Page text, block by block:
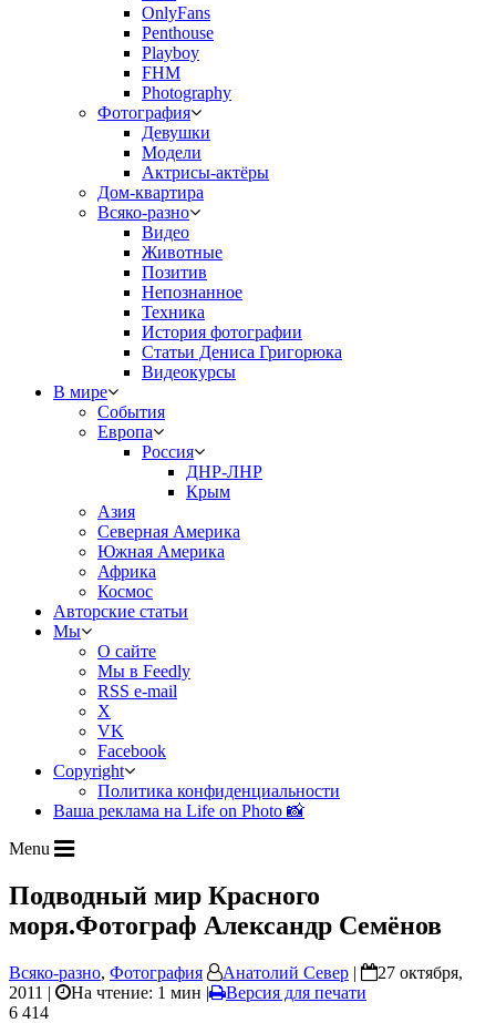
OnlyFans
Penthouse
Playboy
FHM
Photography
Фотография
Девушки
Модели
Актрисы-актёры
Дом-квартира
Всяко-разно
Видео
Животные
Позитив
Непознанное
Техника
История фотографии
Статьи Дениса Григорюка
Видеокурсы
В мире
События
Европа
Россия
ДНР-ЛНР
Крым
Азия
Северная Америка
Южная Америка
Африка
Космос
Авторские статьи
Мы
О сайте
Мы в Feedly
RSS e-mail
X
VK
Facebook
Copyright
Политика конфиденциальности
Ваша реклама на Life on Photo 📸
Menu
Подводный мир Красного
моря.Фотограф Александр Семёнов
Всяко-разно, Фотография Анатолий Север |
27 октября,
2011 |
На чтение: 1 мин |
Версия для печати
6 414